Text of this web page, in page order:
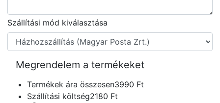
Szállítási mód kiválasztása
Termékek ára összesen3990 Ft
Szállítási költség2180 Ft